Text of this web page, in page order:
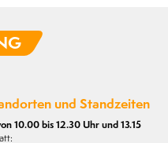
und Standzeiten
10.00 bis 12.30 Uhr und 13.15